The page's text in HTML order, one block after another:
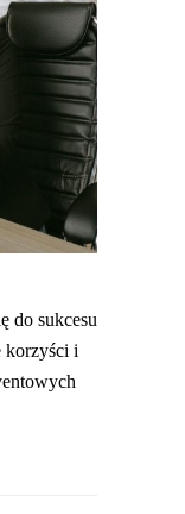
do sukcesu
korzyści i